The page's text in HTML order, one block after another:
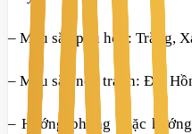
– Màu sắc phù hợp: Trắng,
– Màu sắc nên tránh: Đỏ,
– Hướng phòng hoặc